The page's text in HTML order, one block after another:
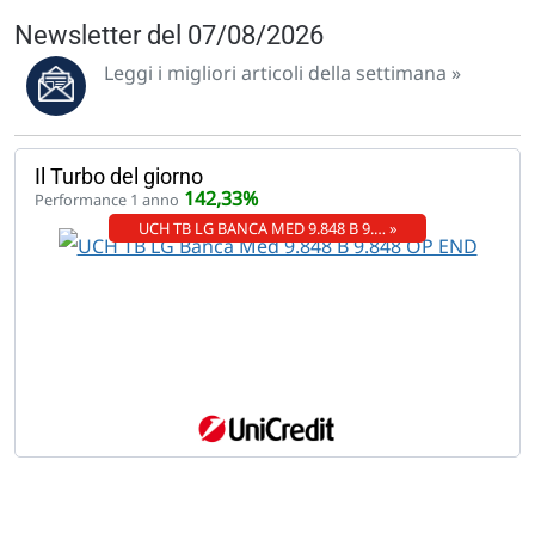
Newsletter del 07/08/2026
Leggi i migliori articoli della settimana »
Il Turbo del giorno
Performance 1 anno 142,33%
UCH TB LG BANCA MED 9.848 B 9.… »